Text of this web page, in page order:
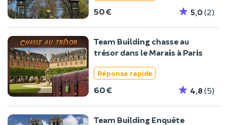
50 € 5,0(2)
Team Building chasse au
trésor dans le Marais à Paris
Réponse rapide
60 € 4,8 (5)
Team Building Enquête